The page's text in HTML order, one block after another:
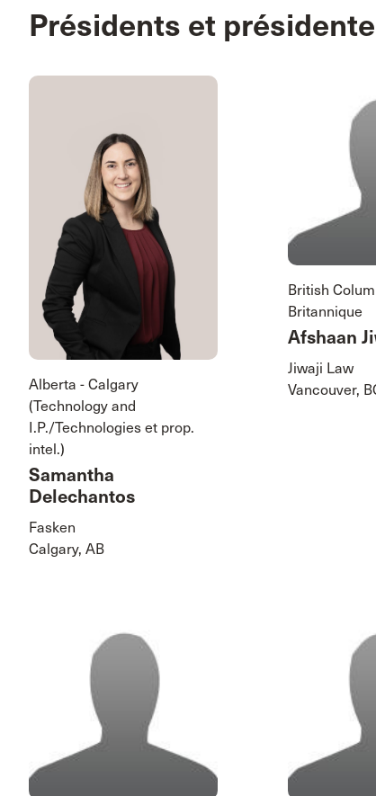
Présidents et
Alberta - Calgary
(Technology and
I.P./Technologies et prop.
intel.)
Samantha
Delechantos
Fasken
Calgary, AB
British
Britannique
Afshaan
Jiwaji Law
Vancouver,